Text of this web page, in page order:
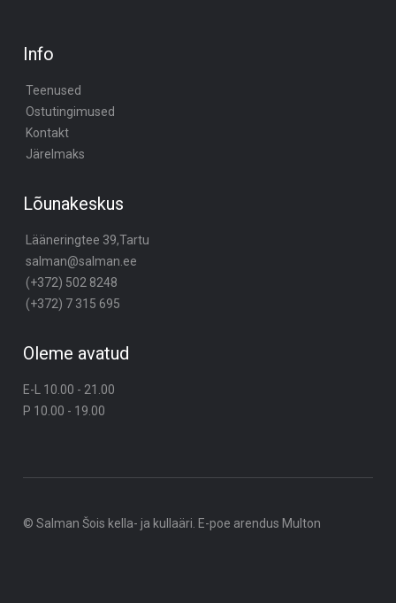
Info
Teenused
Ostutingimused
Kontakt
Järelmaks
Lõunakeskus
Lääneringtee 39,Tartu
salman@salman.ee
(+372) 502 8248
(+372) 7 315 695
Oleme avatud
E-L 10.00 - 21.00
P 10.00 - 19.00
© Salman Šois kella- ja kullaäri. E-poe arendus Multon